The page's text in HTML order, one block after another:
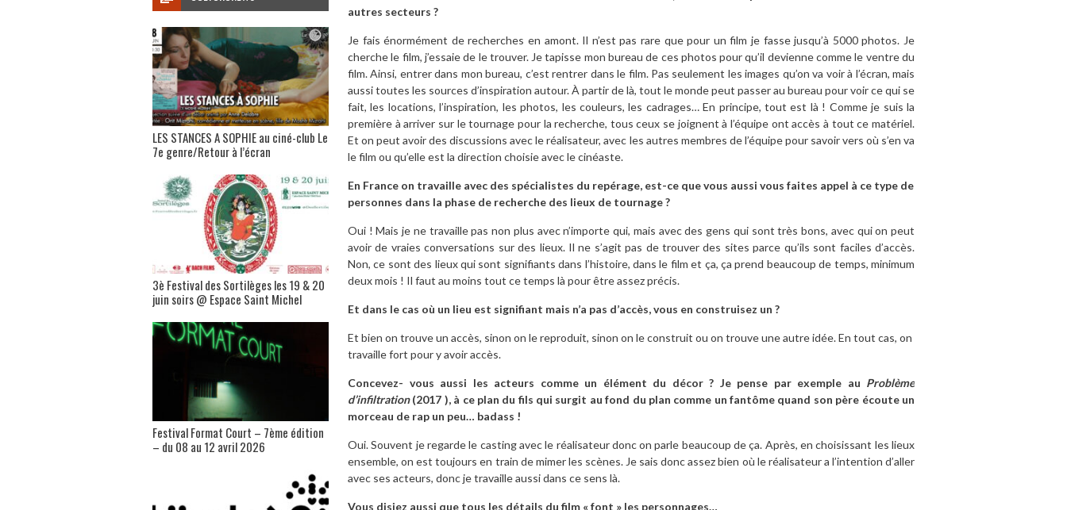
autres secteurs ?
Je fais énormément de recherches en amont. Il n’est pas rare que pour un film je fasse jusqu’à 5000 photos. Je
cherche le film, j’essaie de le trouver. Je tapisse mon bureau de ces photos pour qu’il devienne comme le ventre du
film. Ainsi, entrer dans mon bureau, c’est rentrer dans le film. Pas seulement les images qu’on va voir à l’écran, mais
aussi toutes les sources d’inspiration autour. À partir de là, tout le monde peut passer au bureau pour voir ce qui se
fait, les locations, l’inspiration, les photos, les couleurs, les cadrages… En principe, tout est là ! Comme je suis la
première à arriver sur le tournage pour la recherche, tous ceux se joignent à l’équipe ont accès à tout ce matériel.
Et on peut avoir des discussions avec le réalisateur, avec les autres membres de l’équipe pour savoir vers où s’en va
le film ou qu’elle est la direction choisie avec le cinéaste.
En France on travaille avec des spécialistes du repérage, est-ce que vous aussi vous faites appel à ce type de
personnes dans la phase de recherche des lieux de tournage ?
Oui ! Mais je ne travaille pas non plus avec n’importe qui, mais avec des gens qui sont très bons, avec qui on peut
avoir de vraies conversations sur des lieux. Il ne s’agit pas de trouver des sites parce qu’ils sont faciles d’accès.
Non, ce sont des lieux qui sont signifiants dans l’histoire, dans le film et ça, ça prend beaucoup de temps, minimum
deux mois ! Il faut au moins tout ce temps là pour être assez précis.
Et dans le cas où un lieu est signifiant mais n’a pas d’accès, vous en construisez un ?
Et bien on trouve un accès, sinon on le reproduit, sinon on le construit ou on trouve une autre idée. En tout cas, on
travaille fort pour y avoir accès.
Concevez- vous aussi les acteurs comme un élément du décor ? Je pense par exemple au Problème
d’infiltration(2017 ), à ce plan du fils qui surgit au fond du plan comme un fantôme quand son père écoute un
morceau de rap un peu… badass !
Oui. Souvent je regarde le casting avec le réalisateur donc on parle beaucoup de ça. Après, en choisissant les lieux
ensemble, on est toujours en train de mimer les scènes. Je sais donc assez bien où le réalisateur a l’intention d’aller
avec ses acteurs, donc je travaille aussi dans ce sens là.
Vous disiez aussi que tous les détails du film « font » les personnages…
LES STANCES A SOPHIE au ciné-club Le
7e genre/Retour à l’écran
3è Festival des Sortilèges les 19 & 20
juin soirs @ Espace Saint Michel
Festival Format Court – 7ème édition
– du 08 au 12 avril 2026